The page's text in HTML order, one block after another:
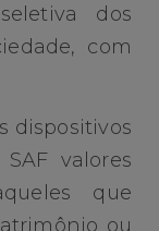
dos
com
dispositivos
valores
que
ou